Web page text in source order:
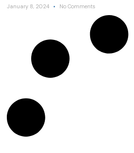
January 8, 2024 No Comments